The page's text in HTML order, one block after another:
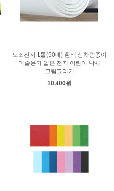
모조전지 1롤(50매) 흰색 상차림종이
미술용지 얇은 전지 어린이 낙서
그림그리기
10,400원